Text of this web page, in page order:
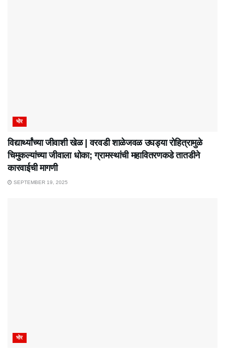
भोर
विद्यार्थ्यांच्या जीवाशी खेळ | वरवडी शाळेजवळ उघड्या रोहित्रामुळे
चिमुकल्यांच्या जीवाला धोका; ग्रामस्थांची महावितरणकडे तातडीने
कारवाईची मागणी
SEPTEMBER 19, 2025
भोर